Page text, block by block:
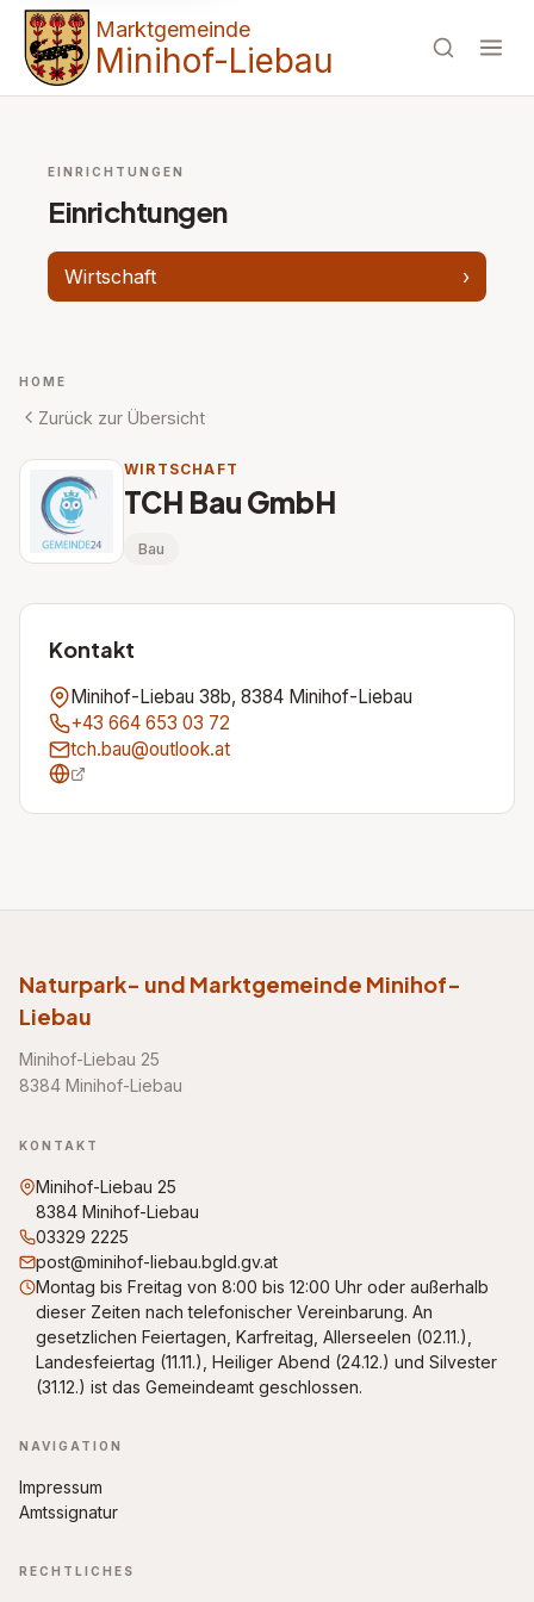
Marktgemeinde
Minihof-Liebau
EINRICHTUNGEN
Einrichtungen
Wirtschaft ›
HOME
Zurück zur Übersicht
WIRTSCHAFT
TCH Bau GmbH
Bau
Kontakt
Minihof-Liebau 38b, 8384 Minihof-Liebau
+43 664 653 03 72
tch.bau@outlook.at
Naturpark- und Marktgemeinde Minihof-
Liebau
Minihof-Liebau 25
8384 Minihof-Liebau
KONTAKT
Minihof-Liebau 25
8384 Minihof-Liebau
03329 2225
post@minihof-liebau.bgld.gv.at
Montag bis Freitag von 8:00 bis 12:00 Uhr oder außerhalb
dieser Zeiten nach telefonischer Vereinbarung. An
gesetzlichen Feiertagen, Karfreitag, Allerseelen (02.11.),
Landesfeiertag (11.11.), Heiliger Abend (24.12.) und Silvester
(31.12.) ist das Gemeindeamt geschlossen.
NAVIGATION
Impressum
Amtssignatur
RECHTLICHES